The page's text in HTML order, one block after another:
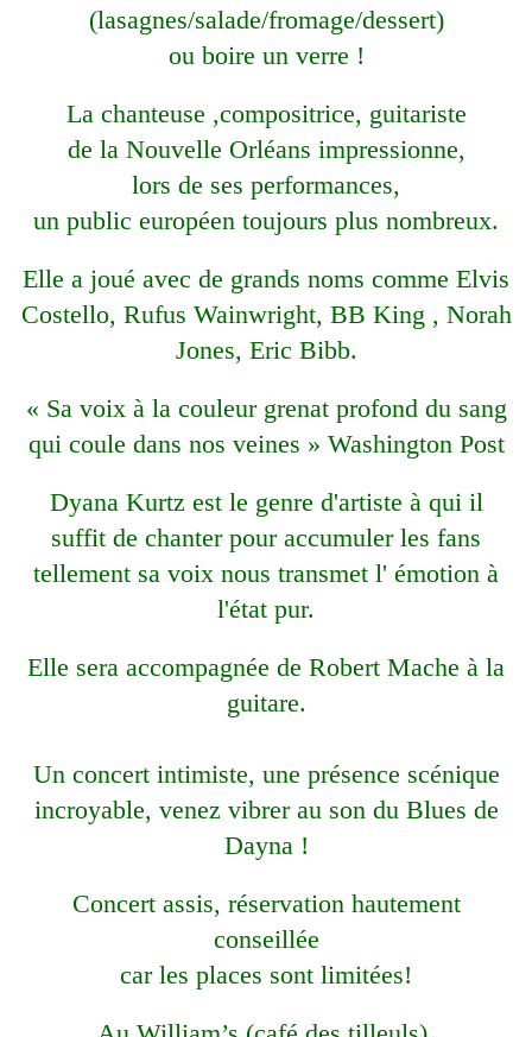
(lasagnes/salade/fromage/dessert)
ou boire un verre !
La chanteuse ,compositrice, guitariste
de la Nouvelle Orléans impressionne,
lors de ses performances,
un public européen toujours plus nombreux.
Elle a joué avec de grands noms comme Elvis
Costello, Rufus Wainwright, BB King , Norah
Jones, Eric Bibb.
« Sa voix à la couleur grenat profond du sang
qui coule dans nos veines » Washington Post
Dyana Kurtz est le genre d'artiste à qui il
suffit de chanter pour accumuler les fans
tellement sa voix nous transmet l' émotion à
l'état pur.
Elle sera accompagnée de Robert Mache à la
guitare.
Un concert intimiste, une présence scénique
incroyable, venez vibrer au son du Blues de
Dayna !
Concert assis, réservation hautement
conseillée
car les places sont limitées!